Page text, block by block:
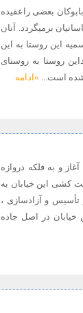
بعضی راعقیده
برمیگردد. آنان
این روستا به این
روستا به روستای
شده است... »ادامه
و به فلکه دروازه
1352، 178) کار آسفالت کشی این خیابان به
در دهه 1330 یعنی پس از تأسیس و آزادسازی ،
در اصل جاده